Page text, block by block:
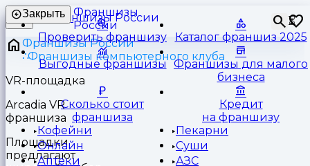
Франшизы
России
⏳
Закрыть
Проверить франшизу Каталог франшиз 2025
Выгодные франшизы
Франшизы для малого
бизнеса
Сколько стоит
франшиза
Кредит
на франшизу
Кофейни
Пекарни
Онлайн
Суши
Аптеки
АЗС
Франшизы России
Франшизы компьютерного клуба
VR-площадка
Arcadia VR
франшиза
Площадки
предлагают